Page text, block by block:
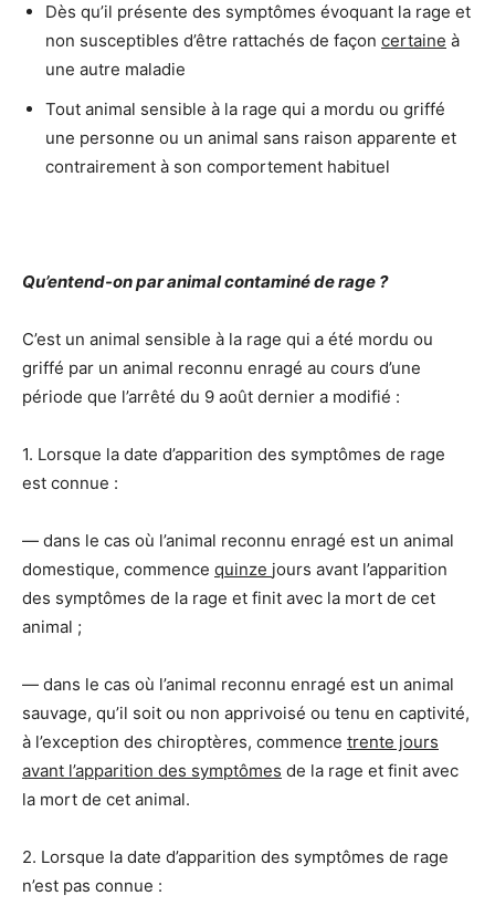
Dès qu’il présente des symptômes évoquant la rage et
non susceptibles d’être rattachés de façon certaine à
une autre maladie
Tout animal sensible à la rage qui a mordu ou griffé
une personne ou un animal sans raison apparente et
contrairement à son comportement habituel
Qu’entend-on par animal contaminé de rage ?
C’est un animal sensible à la rage qui a été mordu ou
griffé par un animal reconnu enragé au cours d’une
période que l’arrêté du 9 août dernier a modifié :
1. Lorsque la date d’apparition des symptômes de rage
est connue :
― dans le cas où l’animal reconnu enragé est un animal
domestique, commence quinze jours avant l’apparition
des symptômes de la rage et finit avec la mort de cet
animal ;
― dans le cas où l’animal reconnu enragé est un animal
sauvage, qu’il soit ou non apprivoisé ou tenu en captivité,
à l’exception des chiroptères, commence trente jours
avant l’apparition des symptômes de la rage et finit avec
la mort de cet animal.
2. Lorsque la date d’apparition des symptômes de rage
n’est pas connue :